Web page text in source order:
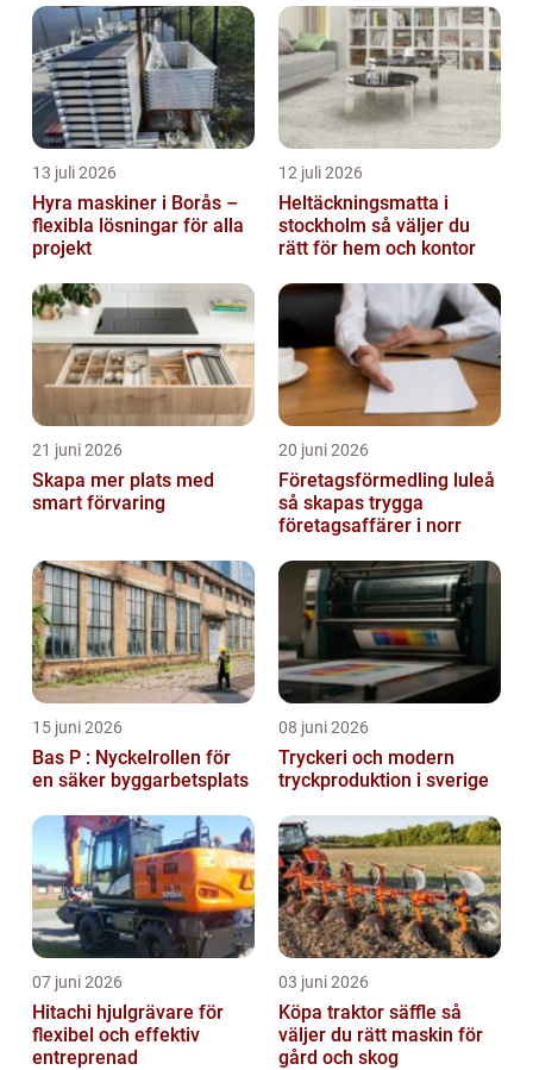
13 juli 2026
Hyra maskiner i Borås –
flexibla lösningar för alla
projekt
12 juli 2026
Heltäckningsmatta i
stockholm så väljer du
rätt för hem och kontor
21 juni 2026
Skapa mer plats med
smart förvaring
20 juni 2026
Företagsförmedling luleå
så skapas trygga
företagsaffärer i norr
15 juni 2026
Bas P : Nyckelrollen för
en säker byggarbetsplats
08 juni 2026
Tryckeri och modern
tryckproduktion i sverige
07 juni 2026
Hitachi hjulgrävare för
flexibel och effektiv
entreprenad
03 juni 2026
Köpa traktor säffle så
väljer du rätt maskin för
gård och skog